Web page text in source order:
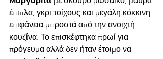
έπιπλα, γκρι τοίχους και μεγάλη κόκκινη
επιφάνεια μπροστά από την ανοιχτή
κουζίνα. Το επισκέφτηκα πρωί για
πρόγευμα αλλά δεν ήταν έτοιμο να